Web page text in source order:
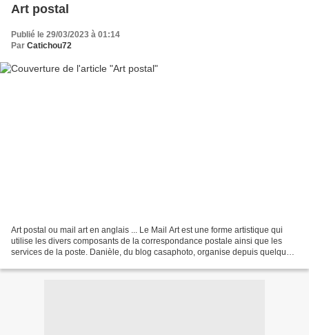
Art postal
Publié le 29/03/2023 à 01:14
Par Catichou72
Art postal ou mail art en anglais ... Le Mail Art est une forme artistique qui
utilise les divers composants de la correspondance postale ainsi que les
services de la poste. Danièle, du blog casaphoto, organise depuis quelque